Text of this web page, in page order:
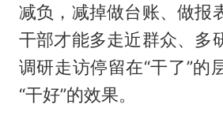
减负，减掉做台账、做报
干部才能多走近群众、多
调研走访停留在“干了”的
“干好”的效果。